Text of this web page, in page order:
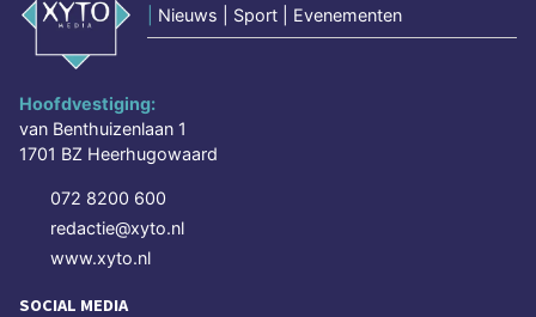
Nieuws | Sport | Evenementen
Hoofdvestiging:
van Benthuizenlaan 1
1701 BZ Heerhugowaard
072 8200 600
redactie@xyto.nl
www.xyto.nl
SOCIAL MEDIA